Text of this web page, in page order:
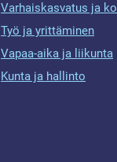
Varhaiskasvatus ja
Työ ja yrittäminen
Vapaa-aika ja liikunta
Kunta ja hallinto